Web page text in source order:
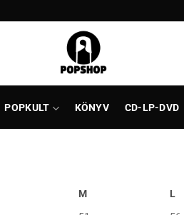
POPKULT KÖNYV CD-LP-DVD
M L